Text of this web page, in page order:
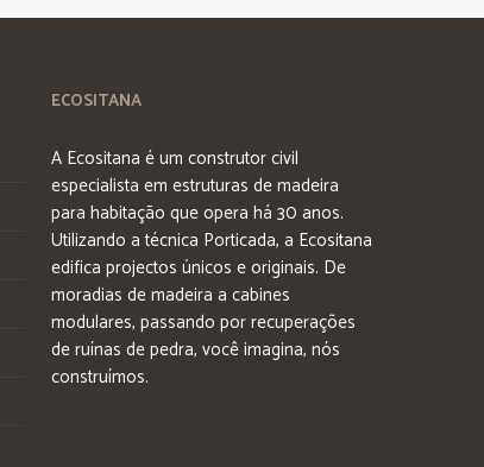
ECOSITANA
A Ecositana é um construtor civil
especialista em estruturas de madeira
para habitação que opera há 30 anos.
Utilizando a técnica Porticada, a Ecositana
edifica projectos únicos e originais. De
moradias de madeira a cabines
modulares, passando por recuperações
de ruínas de pedra, você imagina, nós
construímos.